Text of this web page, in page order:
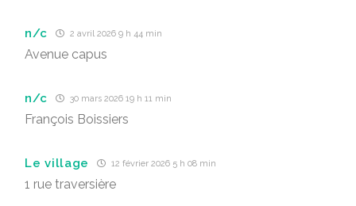
n/c 2 avril 2026 9 h 44 min
Avenue capus
n/c 30 mars 2026 19 h 11 min
François Boissiers
Le village 12 février 2026 5 h 08 min
1 rue traversière